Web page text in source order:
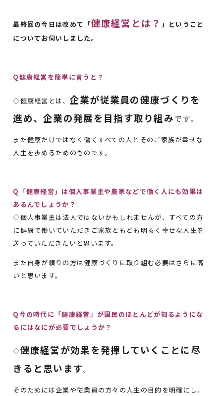
最終回の今日は改めて「健康経営とは？ 」ということ
についてお伺いしました。
Q健康経営を簡単に言うと？
◇健康経営とは、 企業が従業員の健康づくりを
進め、企業の発展を目指す取り組みです。
また健康だけではなく働くすべての人とそのご家族が幸せな
人生を歩めるためのものです。
Q「健康経営」は個人事業主や農家などで働く人にも効果は
あるんでしょうか？
◇個人事業主は法人ではないかもしれませんが、すべての方
に健康で働いていただきご家族ともども明るく幸せな人生を
送っていただきたいと思います。
また自身が頼りの方は健康づくりに取り組む必要はさらに高
いと思います。
Q今の時代に「健康経営」が国民のほとんどが知るようにな
るにはなにが必要でしょうか？
◇健康経営が効果を発揮していくことに尽
きると思います。
そのためには企業や従業員の方々の人生の目的を明確にし、